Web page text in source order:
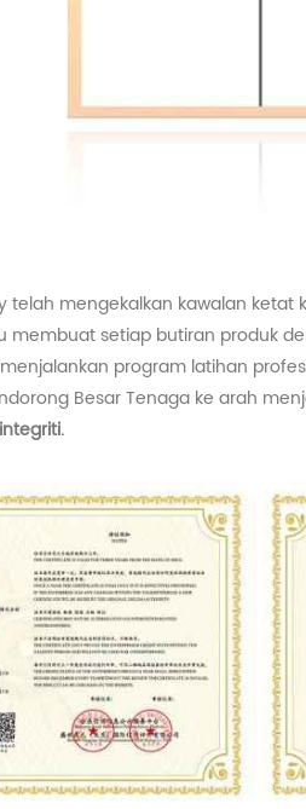
telah mengekalkan kawalan
setiap butiran produk
program latihan
BesarTenaga ke arah